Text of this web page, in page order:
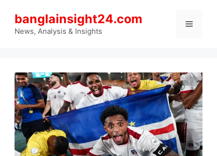
content
banglainsight24.com
News, Analysis & Insights
Menu